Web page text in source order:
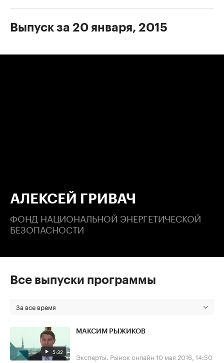
Выпуск за 20 января, 2015
АЛЕКСЕЙ ГРИВАЧ
ФОНД НАЦИОНАЛЬНОЙ ЭНЕРГЕТИЧЕСКОЙ
БЕЗОПАСНОСТИ
Все выпуски программы
За все время
5:32
МАКСИМ РЫЖИКОВ
Эксперты. Рынок онлайн 10 мая 2016, 14:50